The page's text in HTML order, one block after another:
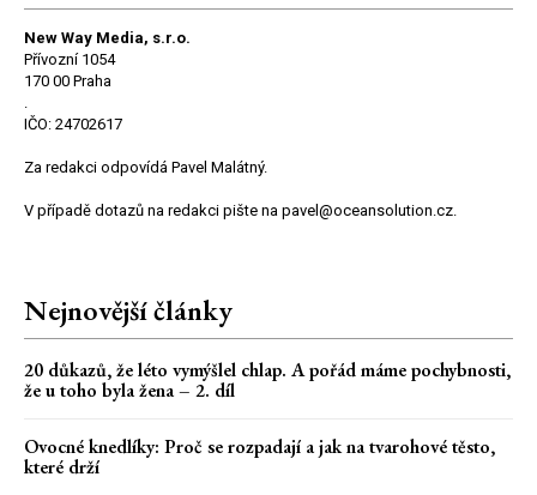
New Way Media, s.r.o.
Přívozní 1054
170 00 Praha
IČO: 24702617
Za redakci odpovídá Pavel Malátný.
V případě dotazů na redakci pište na pavel@oceansolution.cz.
Nejnovější články
20 důkazů, že léto vymýšlel chlap. A pořád máme pochybnosti,
že u toho byla žena – 2. díl
Ovocné knedlíky: Proč se rozpadají a jak na tvarohové těsto,
které drží